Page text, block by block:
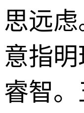
思远
意指明
睿智